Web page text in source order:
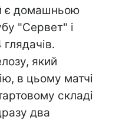
є домашньою
"Сервет" і
який
в цьому матчі
складі
два